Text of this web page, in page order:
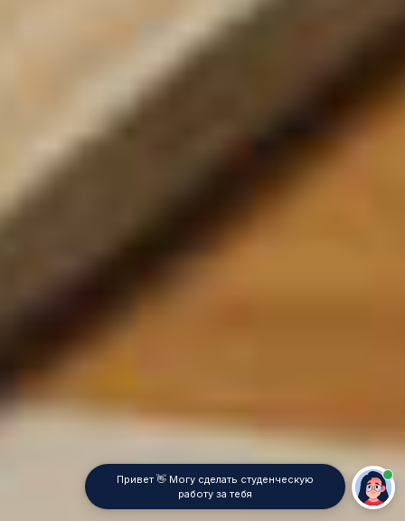
Привет 👋 Могу сделать студенческую
работу за тебя